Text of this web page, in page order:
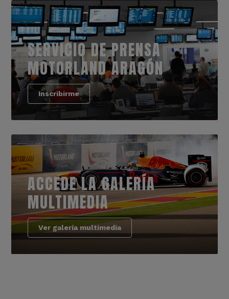
SERVICIO DE PRENSA
MOTORLAND ARAGÓN
Inscribirme
ACCEDE LA GALERÍA
MULTIMEDIA
Ver galería multimedia